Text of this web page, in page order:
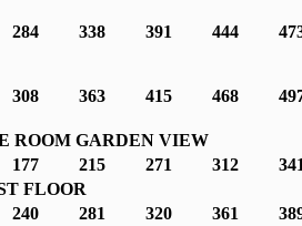
284 338 391 444
308 363 415 468
ROOM GARDEN VIEW
177 215 271 312
FLOOR
240 281 320 361